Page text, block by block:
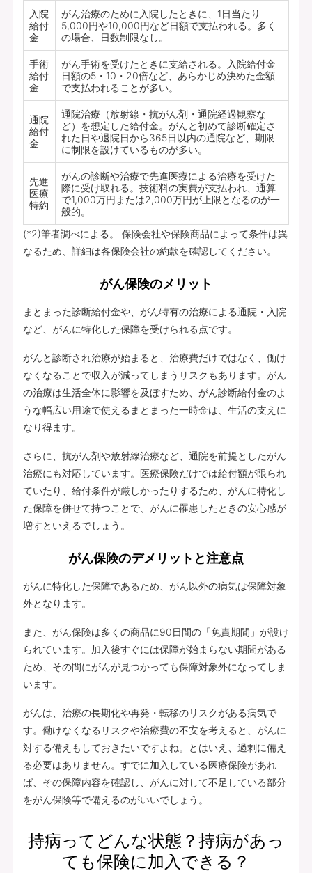
入院
給付
金
がん治療のために入院したときに、1日当たり
5,000円や10,000円など日額で支払われる。多く
の場合、日数制限なし。
手術
給付
金
がん手術を受けたときに支給される。入院給付金
日額の5・10・20倍など、あらかじめ決めた金額
で支払われることが多い。
通院
給付
金
通院治療（放射線・抗がん剤・通院経過観察な
ど）を想定した給付金。がんと初めて診断確定さ
れた日や退院日から365日以内の通院など、期限
に制限を設けているものが多い。
先進
医療
特約
がんの診断や治療で先進医療による治療を受けた
際に受け取れる。技術料の実費が支払われ、通算
で1,000万円または2,000万円が上限となるのが一
般的。
(*2)筆者調べによる。 保険会社や保険商品によって条件は異
なるため、詳細は各保険会社の約款を確認してください。
がん保険のメリット
まとまった診断給付金や、がん特有の治療による通院・入院
など、がんに特化した保障を受けられる点です。
がんと診断され治療が始まると、治療費だけではなく、働け
なくなることで収入が減ってしまうリスクもあります。がん
の治療は生活全体に影響を及ぼすため、がん診断給付金のよ
うな幅広い用途で使えるまとまった一時金は、生活の支えに
なり得ます。
さらに、抗がん剤や放射線治療など、通院を前提としたがん
治療にも対応しています。医療保険だけでは給付額が限られ
ていたり、給付条件が厳しかったりするため、がんに特化し
た保障を併せて持つことで、がんに罹患したときの安心感が
増すといえるでしょう。
がん保険のデメリットと注意点
がんに特化した保障であるため、がん以外の病気は保障対象
外となります。
また、がん保険は多くの商品に90日間の「免責期間」が設け
られています。加入後すぐには保障が始まらない期間がある
ため、その間にがんが見つかっても保障対象外になってしま
います。
がんは、治療の長期化や再発・転移のリスクがある病気で
す。働けなくなるリスクや治療費の不安を考えると、がんに
対する備えもしておきたいですよね。とはいえ、過剰に備え
る必要はありません。すでに加入している医療保険があれ
ば、その保障内容を確認し、がんに対して不足している部分
をがん保険等で備えるのがいいでしょう。
持病ってどんな状態？持病があっ
ても保険に加入できる？